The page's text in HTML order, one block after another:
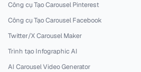
Công cụ Tạo Carousel Pinterest
Công cụ Tạo Carousel Facebook
Twitter/X Carousel Maker
Trình tạo Infographic AI
AI Carousel Video Generator